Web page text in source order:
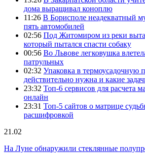
дома выращивал коноплю
11:26 В Борисполе неадекватный
пять автомобилей
02:56 Под Житомиром из реки
который пытался спасти собаку
00:56 Во Львове легковушка
патрульных
02:32 Упаковка в термоусадочную
действительно нужна и какие
23:32 Топ-6 сервисов для расчета
онлайн
23:31 Топ-5 сайтов о матрице
расшифровкой
21.02
На Луне обнаружили стеклянные